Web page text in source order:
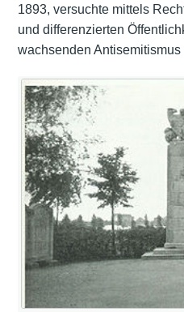
1893, versuchte mittels
und differenzierten
wachsenden